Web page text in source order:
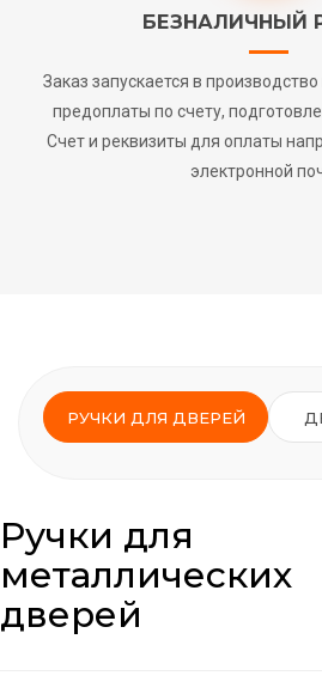
БЕЗНАЛИЧНЫЙ
Заказ запускается в
предоплаты по счету,
Счет и реквизиты для оплаты
электронной
РУЧКИ ДЛЯ ДВЕРЕЙ
Ручки для
металлических
дверей